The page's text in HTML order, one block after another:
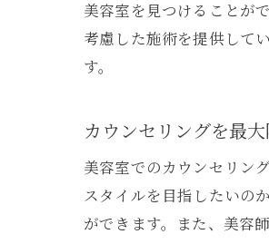
美容室を見つけることが
考慮した施術を提供して
す。
カウンセリングを最
美容室でのカウンセリン
スタイルを目指したいの
ができます。また、美容